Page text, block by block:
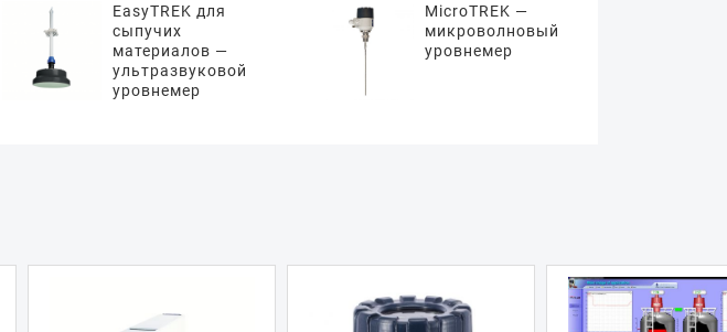
EasyTREK для
сыпучих
материалов —
ультразвуковой
уровнемер
MicroTREK —
микроволновый
уровнемер